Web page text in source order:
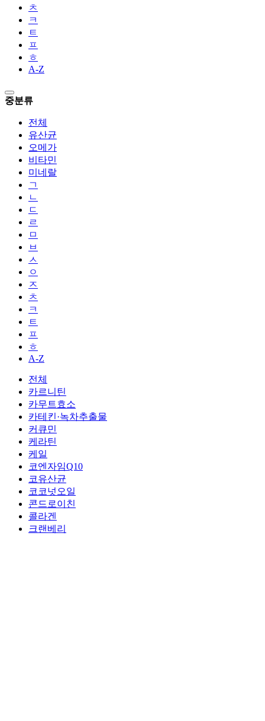
ㅊ
ㅋ
ㅌ
ㅍ
ㅎ
A-Z
중분류
전체
유산균
오메가
비타민
미네랄
ㄱ
ㄴ
ㄷ
ㄹ
ㅁ
ㅂ
ㅅ
ㅇ
ㅈ
ㅊ
ㅋ
ㅌ
ㅍ
ㅎ
A-Z
전체
카르니틴
카무트효소
카테킨·녹차추출물
커큐민
케라틴
케일
코엔자임Q10
코유산균
코코넛오일
콘드로이친
콜라겐
크랜베리